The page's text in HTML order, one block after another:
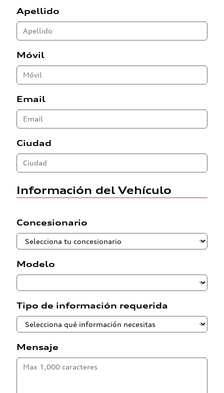
Apellido
Móvil
Email
Ciudad
Información del Vehículo
Concesionario
Modelo
Tipo de información requerida
Mensaje